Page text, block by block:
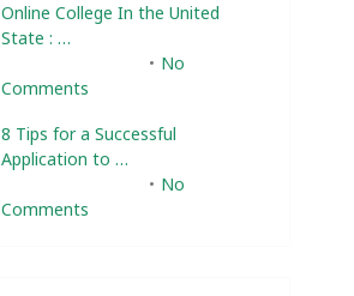
Online College In the United
State : …
No
Comments
8 Tips for a Successful
Application to …
No
Comments